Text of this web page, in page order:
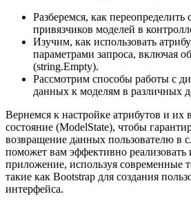
Разберемся, как переопределить
привязчиков моделей в
Изучим, как использовать
параметрами запроса, включая
(string.Empty).
Рассмотрим способы работы с
данных к моделям в различных
Вернемся к настройке атрибутов и
состояние (ModelState), чтобы
возвращение данных пользователю в
поможет вам эффективно реализовать
приложение, используя современные
такие как Bootstrap для создания
интерфейса.